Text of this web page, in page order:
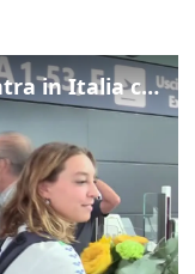
Europei nuoto, Pellacani rientra in Italia con gli azzurri dei tuffi